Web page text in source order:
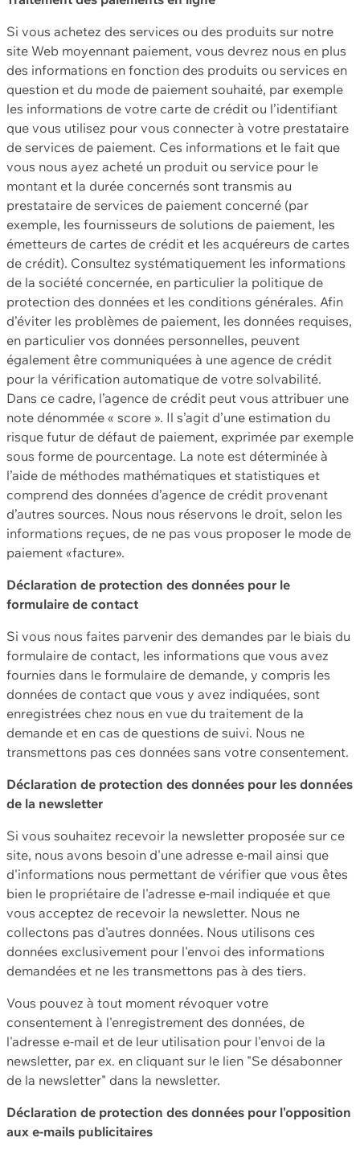
Si vous achetez des services ou des produits sur notre
site Web moyennant paiement, vous devrez nous en plus
des informations en fonction des produits ou services en
question et du mode de paiement souhaité, par exemple
les informations de votre carte de crédit ou l’identifiant
que vous utilisez pour vous connecter à votre prestataire
de services de paiement. Ces informations et le fait que
vous nous ayez acheté un produit ou service pour le
montant et la durée concernés sont transmis au
prestataire de services de paiement concerné (par
exemple, les fournisseurs de solutions de paiement, les
émetteurs de cartes de crédit et les acquéreurs de cartes
de crédit). Consultez systématiquement les informations
de la société concernée, en particulier la politique de
protection des données et les conditions générales. Afin
d’éviter les problèmes de paiement, les données requises,
en particulier vos données personnelles, peuvent
également être communiquées à une agence de crédit
pour la vérification automatique de votre solvabilité.
Dans ce cadre, l’agence de crédit peut vous attribuer une
note dénommée « score ». Il s’agit d’une estimation du
risque futur de défaut de paiement, exprimée par exemple
sous forme de pourcentage. La note est déterminée à
l’aide de méthodes mathématiques et statistiques et
comprend des données d’agence de crédit provenant
d’autres sources. Nous nous réservons le droit, selon les
informations reçues, de ne pas vous proposer le mode de
paiement «facture».
Déclaration de protection des données pour le
formulaire de contact
Si vous nous faites parvenir des demandes par le biais du
formulaire de contact, les informations que vous avez
fournies dans le formulaire de demande, y compris les
données de contact que vous y avez indiquées, sont
enregistrées chez nous en vue du traitement de la
demande et en cas de questions de suivi. Nous ne
transmettons pas ces données sans votre consentement.
Déclaration de protection des données pour les données
de la newsletter
Si vous souhaitez recevoir la newsletter proposée sur ce
site, nous avons besoin d'une adresse e-mail ainsi que
d'informations nous permettant de vérifier que vous êtes
bien le propriétaire de l'adresse e-mail indiquée et que
vous acceptez de recevoir la newsletter. Nous ne
collectons pas d'autres données. Nous utilisons ces
données exclusivement pour l'envoi des informations
demandées et ne les transmettons pas à des tiers.
Vous pouvez à tout moment révoquer votre
consentement à l'enregistrement des données, de
l'adresse e-mail et de leur utilisation pour l'envoi de la
newsletter, par ex. en cliquant sur le lien "Se désabonner
de la newsletter" dans la newsletter.
Déclaration de protection des données pour l'opposition
aux e-mails publicitaires